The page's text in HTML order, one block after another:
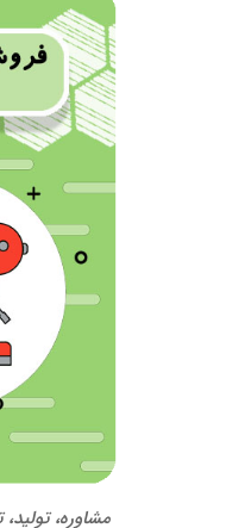
مشاوره،